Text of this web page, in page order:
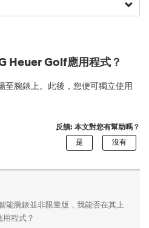
Heuer Golf應用程式？
至腕錶上。此後，您便可獨立使用
反饋: 本文對您有幫助嗎？
能腕錶並非限量版，我能否在其上
用程式？